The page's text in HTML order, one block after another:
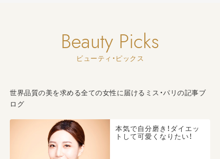
Beauty Picks
ビューティ・ピックス
世界品質の美を求める全ての女性に届けるミス・パリの記事ブ
ログ
本気で自分磨き！ダイエッ
トして可愛くなりたい！